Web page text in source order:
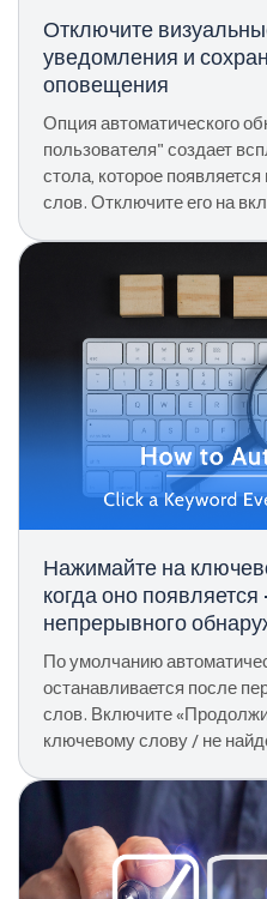
Отключите
уведомления и
оповещения
Опция автоматического
пользователя" создает
стола, которое
слов. Отключите его на
Нажимайте на
когда оно
непрерывного
По умолчанию
останавливается после
слов. Включите
ключевому слову / не
нажимать на каждое